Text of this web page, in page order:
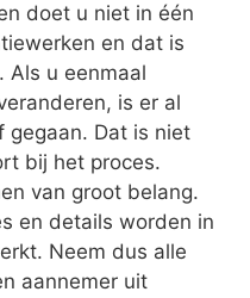
doet u niet in één
en dat is
Als u eenmaal
is er al
gegaan. Dat is niet
bij het proces.
van groot belang.
en details worden in
Neem dus alle
aannemer uit